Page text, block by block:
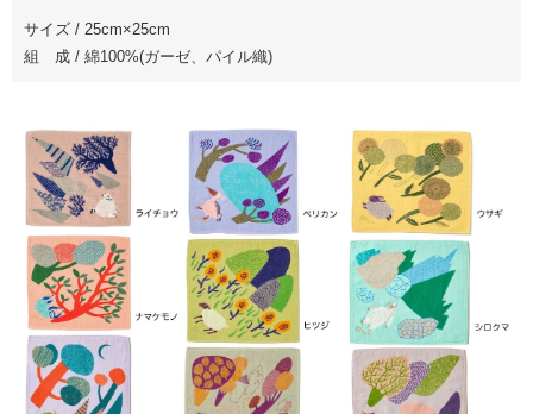
サイズ / 25cm×25cm
組 成 / 綿100%(ガーゼ、パイル織)